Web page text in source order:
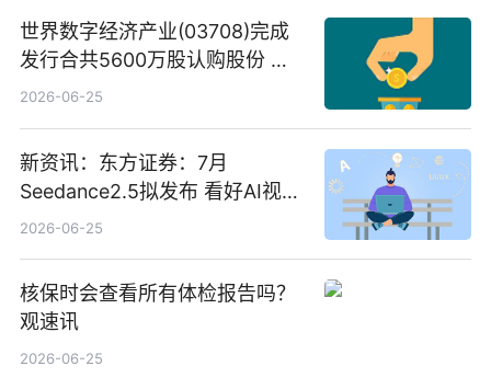
世界数字经济产业(03708)完成
发行合共5600万股认购股份 净
筹约1007万港元 独家焦点
2026-06-25
新资讯：东方证券：7月
Seedance2.5拟发布 看好AI视频
创作工作流进一步提效
2026-06-25
核保时会查看所有体检报告吗？
观速讯
2026-06-25